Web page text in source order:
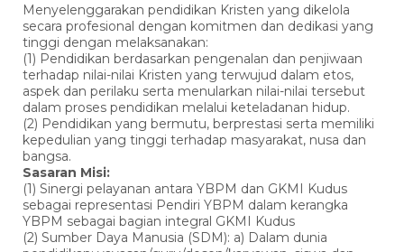
Menyelenggarakan pendidikan Kristen yang dikelola
secara profesional dengan komitmen dan dedikasi yang
tinggi dengan melaksanakan:
(1) Pendidikan berdasarkan pengenalan dan penjiwaan
terhadap nilai-nilai Kristen yang terwujud dalam etos,
aspek dan perilaku serta menularkan nilai-nilai tersebut
dalam proses pendidikan melalui keteladanan hidup.
(2) Pendidikan yang bermutu, berprestasi serta memiliki
kepedulian yang tinggi terhadap masyarakat, nusa dan
bangsa.
Sasaran Misi:
(1) Sinergi pelayanan antara YBPM dan GKMI Kudus
sebagai representasi Pendiri YBPM dalam kerangka
YBPM sebagai bagian integral GKMI Kudus
(2) Sumber Daya Manusia (SDM): a) Dalam dunia